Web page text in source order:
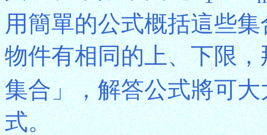
用簡單的公式概括這些
物件有相同的上、下限，
集合」，解答公式將可
式。